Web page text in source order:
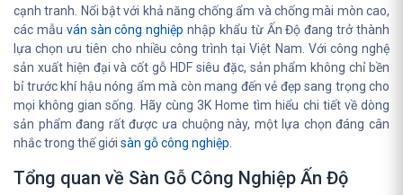
cạnh tranh. Nổi bật với khả năng chống ẩm và chống mài mòn cao,
các mẫu ván sàn công nghiệp nhập khẩu từ Ấn Độ đang trở thành
lựa chọn ưu tiên cho nhiều công trình tại Việt Nam. Với công nghệ
sản xuất hiện đại và cốt gỗ HDF siêu đặc, sản phẩm không chỉ bền
bỉ trước khí hậu nóng ẩm mà còn mang đến vẻ đẹp sang trọng cho
mọi không gian sống. Hãy cùng 3K Home tìm hiểu chi tiết về dòng
sản phẩm đang rất được ưa chuộng này, một lựa chọn đáng cân
nhắc trong thế giới sàn gỗ công nghiệp
Tổng quan về Sàn Gỗ Công Nghiệp Ấn Độ